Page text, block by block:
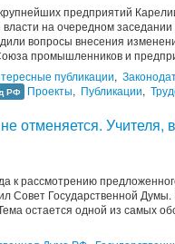
предприятий
на очередном
вопросы внесения
промышленников и
публикации,
РФ Проекты, Публикации,
отменяется.
к рассмотрению
Совет Государственной Думы.
остается одной из самых